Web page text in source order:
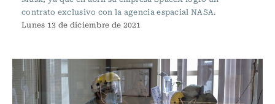
contrato exclusivo con la agencia espacial NASA.
Lunes 13 de diciembre de 2021